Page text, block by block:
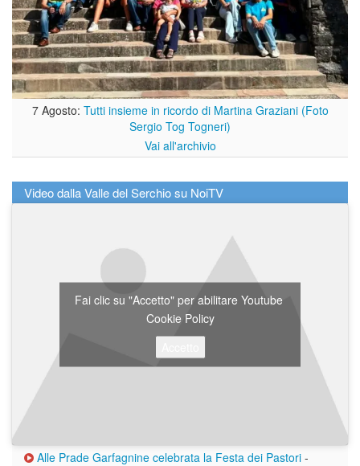
7 Agosto: Tutti insieme in ricordo di Martina Graziani (Foto
Sergio Tog Togneri)
Vai all'archivio
Video dalla Valle del Serchio su NoiTV
Fai clic su "Accetto" per abilitare Youtube
Cookie Policy
Alle Prade Garfagnine celebrata la Festa dei Pastori -